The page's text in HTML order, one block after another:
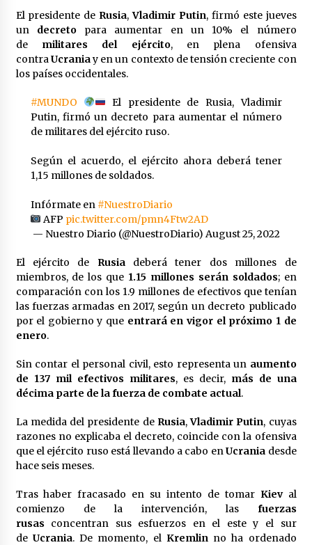
Laura Itzel Castillo será la nueva secretaria de
las Mujeres, anuncia Sheinbaum
2 meses atrás
Sheinbaum descarta reunión entre CNTE y
2 meses atrás
Zar antidrogas de EE.UU.: “vamos por los
2 meses atrás
Trump anuncia acuerdo con Irán y el fin de
operaciones militares entre ambos países
2 meses atrás
Trump asegura que barcos cargados de
petróleo están empezando a salir de Ormuz
2 meses atrás
México libraría posible arancel de EE.UU. en
El presidente de Rusia,Vladimir Putin, firmó este jueves
un decreto para aumentar en un 10% el número
de militares del ejército, en plena ofensiva
contraUcraniay en un contexto de tensión creciente con
los países occidentales.
#MUNDO
El presidente de Rusia, Vladimir
Putin, firmó un decreto para aumentar el número
de militares del ejército ruso.
Según el acuerdo, el ejército ahora deberá tener
1,15 millones de soldados.
Infórmate en #NuestroDiario
AFP pic.twitter.com/pmn4Ftw2AD
— Nuestro Diario (@NuestroDiario) August 25, 2022
El ejército de Rusia deberá tener dos millones de
miembros, de los que 1.15 millones serán soldados; en
comparación con los 1.9 millones de efectivos que tenían
las fuerzas armadas en 2017, según un decreto publicado
por el gobierno y que entrará en vigor el próximo 1 de
enero.
Sin contar el personal civil, esto representa un aumento
de 137 mil efectivos militares, es decir, más de una
décima parte de la fuerza de combate actual.
La medida del presidente de Rusia,Vladimir Putin, cuyas
razones no explicaba el decreto, coincide con la ofensiva
que el ejército ruso está llevando a cabo enUcrania desde
hace seis meses.
Tras haber fracasado en su intento de tomar Kiev al
comienzo de la intervención, las fuerzas
rusas concentran sus esfuerzos en el este y el sur
de Ucrania. De momento, el Kremlin no ha ordenado